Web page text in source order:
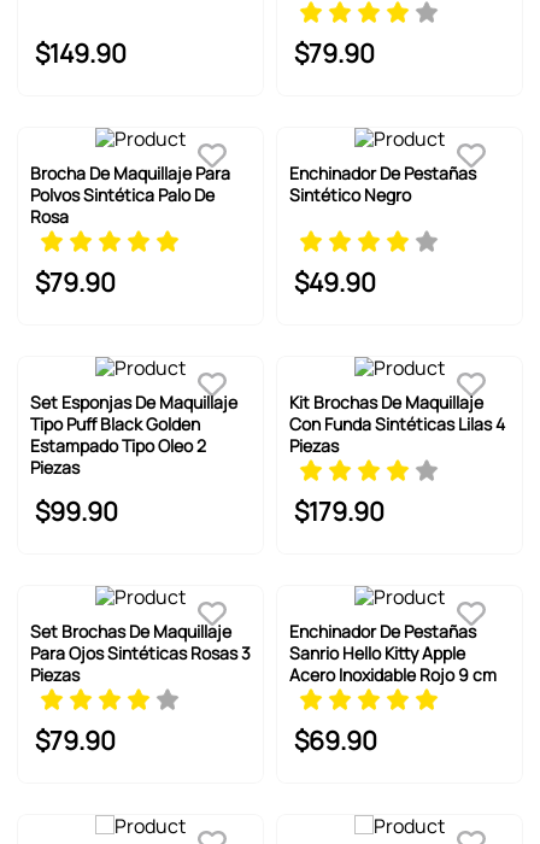
$149.90 $79.90
Brocha De Maquillaje Para
Polvos Sintética Palo De
Rosa
$79.90
Enchinador De Pestañas
Sintético Negro
$49.90
Set Esponjas De Maquillaje
Tipo Puff Black Golden
Estampado Tipo Oleo 2
Piezas
$99.90
Kit Brochas De Maquillaje
Con Funda Sintéticas Lilas 4
Piezas
$179.90
Set Brochas De Maquillaje
Para Ojos Sintéticas Rosas 3
Piezas
$79.90
Enchinador De Pestañas
Sanrio Hello Kitty Apple
Acero Inoxidable Rojo 9 cm
$69.90